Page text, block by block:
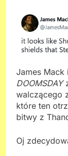
James Mack
DOOMSDAY
walczącego
które ten
bitwy z
Oj